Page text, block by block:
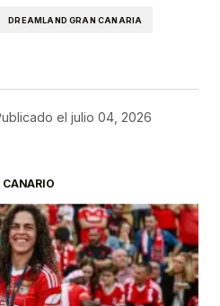
DREAMLAND GRAN CANARIA
el julio 04, 2026
CANARIO